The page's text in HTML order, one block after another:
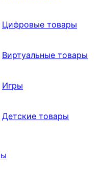
Цифровые товары
Виртуальные товары
Игры
Детские товары